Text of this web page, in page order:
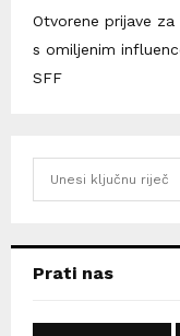
Otvorene prijave
s omiljenim
SFF
hPrati nas